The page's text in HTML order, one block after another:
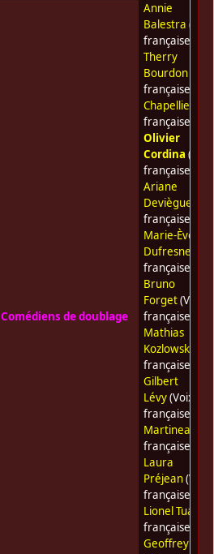
Comédiens de doublage
Annie
Balestra (Voix
française) •
Therry
Bourdon(Voix
française) •
Chapellier
française) •
Olivier
Cordina (Voix
française) •
Ariane
Deviègue
française) •
Marie-Ève
Dufresne
française) •
Bruno
Forget(Voix
française) •
Mathias
Kozlowski
française) •
Gilbert
Lévy(Voix
française) •
Martineau
française) •
Laura
Préjean(Voix
française) •
Lionel Tua
française) •
Geoffrey